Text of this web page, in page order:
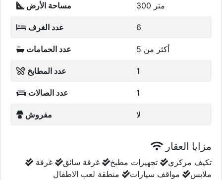
مساحة الأرض 300 متر
عدد الغرف 6
عدد الحمامات أكثر من 5
عدد المطابخ 1
عدد الصالات 1
مفروش لا
مزايا العقار
تكيف مركزي تجهيزات مطبخ غرفة سائق
غرفة
ملابس
مواقف سيارات
منطقة لعب الاطفال